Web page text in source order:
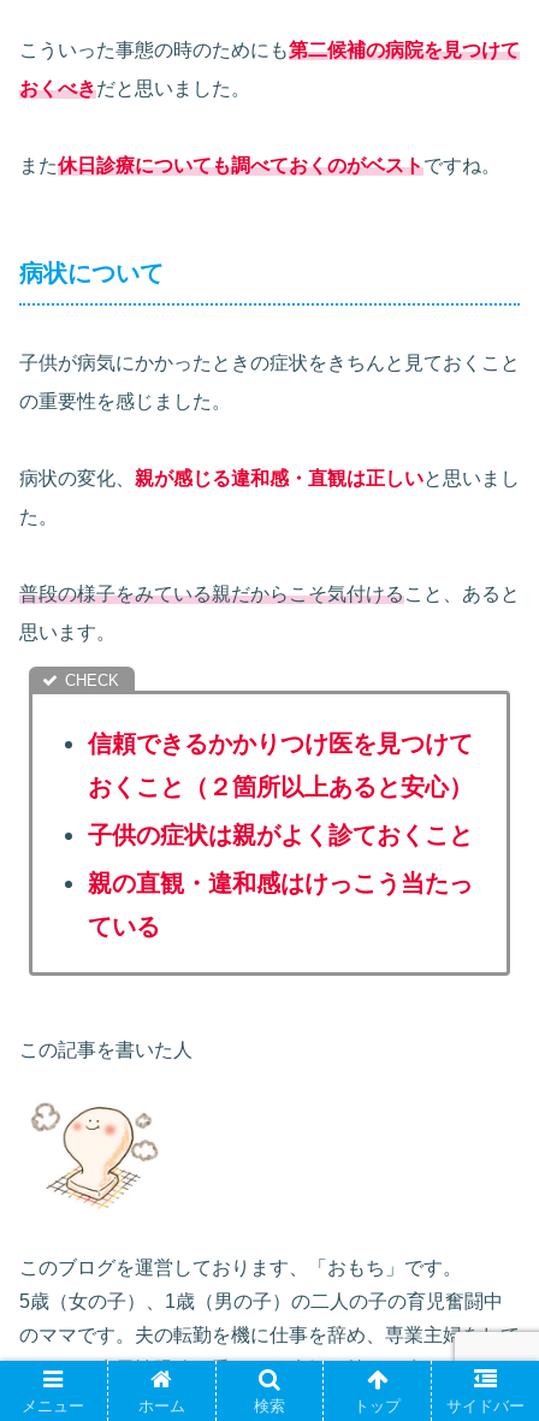
こういった事態の時のためにも第二候補の病院を見つけて
おくべきだと思いました。
また休日診療についても調べておくのがベストですね。
病状について
子供が病気にかかったときの症状をきちんと見ておくこと
の重要性を感じました。
病状の変化、 親が感じる違和感・直観は正しいと思いまし
た。
普段の様子をみている親だからこそ気付けること、あると
思います。
信頼できるかかりつけ医を見つけて
おくこと（２箇所以上あると安心）
子供の症状は親がよく診ておくこと
親の直観・違和感はけっこう当たっ
ている
この記事を書いた人
このブログを運営しております、「おもち」です。
5歳（女の子）、1歳（男の子）の二人の子の育児奮闘中
のママです。夫の転勤を機に仕事を辞め、専業主婦をして
います。先天性眼瞼下垂という病気を持って生まれてきた
息子の病気のこと育児のこと夫（発達障害ADHD）のこと
メニュー ホーム 検索 トップ サイドバー